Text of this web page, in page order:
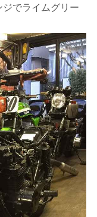
でライムグリー